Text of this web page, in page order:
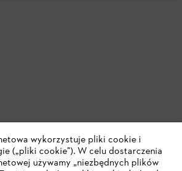
wykorzystuje pliki cookie i
(„pliki cookie"). W celu dostarczenia
używamy „niezbędnych plików